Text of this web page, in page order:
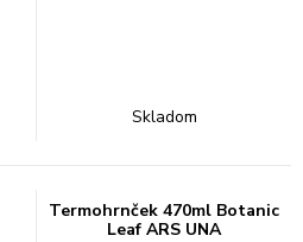
Skladom
Termohrnček 470ml Botanic
Leaf ARS UNA